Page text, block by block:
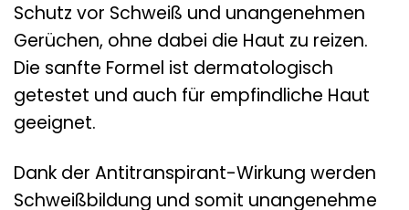
Schutz vor Schweiß und unangenehmen
Gerüchen, ohne dabei die Haut zu reizen.
Die sanfte Formel ist dermatologisch
getestet und auch für empfindliche Haut
geeignet.
Dank der Antitranspirant-Wirkung werden
Schweißbildung und somit unangenehme